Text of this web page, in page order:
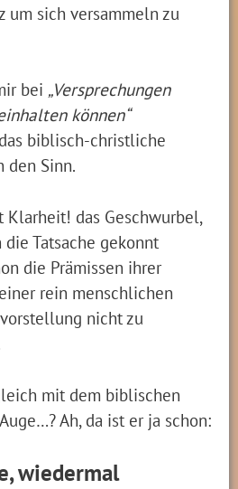
um sich versammeln zu
bei „Versprechungen
können“
biblisch-christliche
den Sinn.
das Geschwurbel,
Tatsache gekonnt
die Prämissen ihrer
rein menschlichen
nicht zu
mit dem biblischen
Ah, da ist er ja schon:
wiedermal